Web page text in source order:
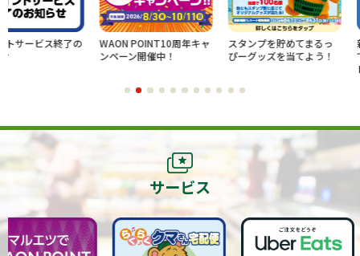
了の
WAON POINT10周年キャ
ンペーン開催中！
スタンプを貯めてまるっ
ぴーグッズを当てよう！
新規ログイ
でのお買物
サービス